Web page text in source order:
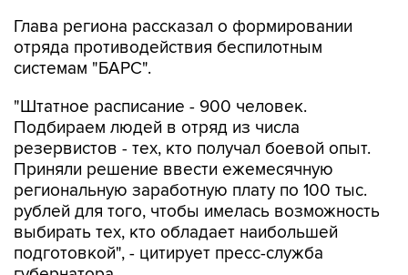
Глава региона рассказал о формировании
отряда противодействия беспилотным
системам "БАРС".
"Штатное расписание - 900 человек.
Подбираем людей в отряд из числа
резервистов - тех, кто получал боевой опыт.
Приняли решение ввести ежемесячную
региональную заработную плату по 100 тыс.
рублей для того, чтобы имелась возможность
выбирать тех, кто обладает наибольшей
подготовкой", - цитирует пресс-служба